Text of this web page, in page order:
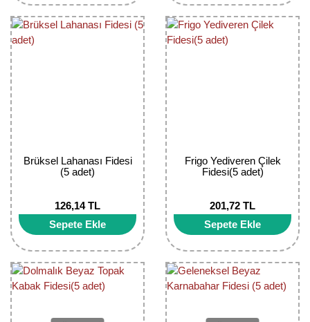
Brüksel Lahanası Fidesi
(5 adet)
126,14 TL
Sepete Ekle
Frigo Yediveren Çilek
Fidesi(5 adet)
201,72 TL
Sepete Ekle